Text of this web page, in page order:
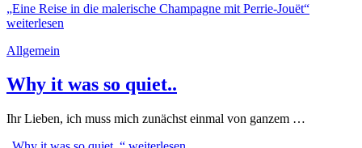
„Eine Reise in die malerische Champagne mit Perrie-Jouët“
weiterlesen
Allgemein
Why it was so quiet..
Ihr Lieben, ich muss mich zunächst einmal von ganzem …